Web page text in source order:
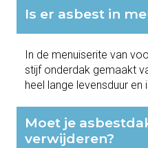
Is er asbest in
In de menuiserite van
stijf onderdak gemaakt
heel lange levensduur
Moet je
verwijderen?